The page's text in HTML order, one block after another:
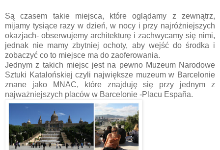
Są czasem takie miejsca, które oglądamy z zewnątrz,
mijamy tysiące razy w dzień, w nocy i przy najróżniejszych
okazjach- obserwujemy architekturę i zachwycamy się nimi,
jednak nie mamy zbytniej ochoty, aby wejść do środka i
zobaczyć co to miejsce ma do zaoferowania.
Jednym z takich miejsc jest na pewno Muzeum Narodowe
Sztuki Katalońskiej czyli największe muzeum w Barcelonie
znane jako MNAC, które znajduję się przy jednym z
najważniejszych placów w Barcelonie -Placu España.